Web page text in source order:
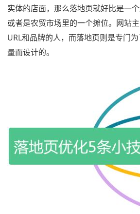
实体的店面，那么落地页就好比是一
或者是农贸市场里的一个摊位。网站
URL和品牌的人，而落地页则是专门
量而设计的。